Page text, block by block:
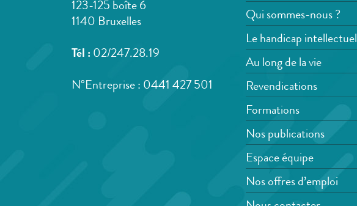
123-125 boîte 6
1140 Bruxelles
Tél : 02/247.28.19
N°Entreprise : 0441 427 501
Qui sommes-nous ?
Le handicap intellectuel
Au long de la vie
Revendications
Formations
Nos publications
Espace équipe
Nos offres d’emploi